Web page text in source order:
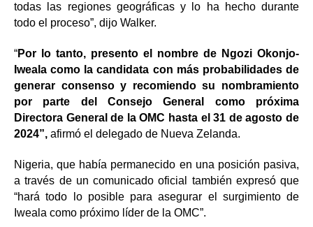
todas las regiones geográficas y lo ha hecho durante
todo el proceso”, dijo Walker.
“Por lo tanto, presento el nombre de Ngozi Okonjo-
Iweala como la candidata con más probabilidades de
generar consenso y recomiendo su nombramiento
por parte del Consejo General como próxima
Directora General de la OMC hasta el 31 de agosto de
2024”, afirmó el delegado de Nueva Zelanda.
Nigeria, que había permanecido en una posición pasiva,
a través de un comunicado oficial también expresó que
“hará todo lo posible para asegurar el surgimiento de
Iweala como próximo líder de la OMC”.